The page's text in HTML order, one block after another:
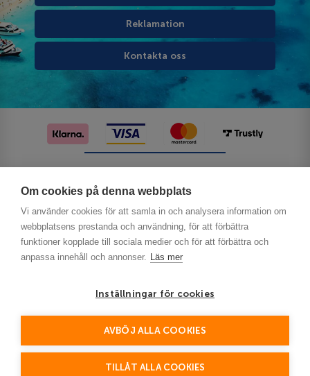
Om cookies på denna webbplats
Vi använder cookies för att samla in och analysera information om
webbplatsens prestanda och användning, för att förbättra
funktioner kopplade till sociala medier och för att förbättra och
anpassa innehåll och annonser. Läs mer
Inställningar för cookies
AVBÖJ ALLA COOKIES
TILLÅT ALLA COOKIES
Reklamation
Kontakta oss
This site is protected by reCAPTCHA and the Google
Policy and Terms of Service apply.